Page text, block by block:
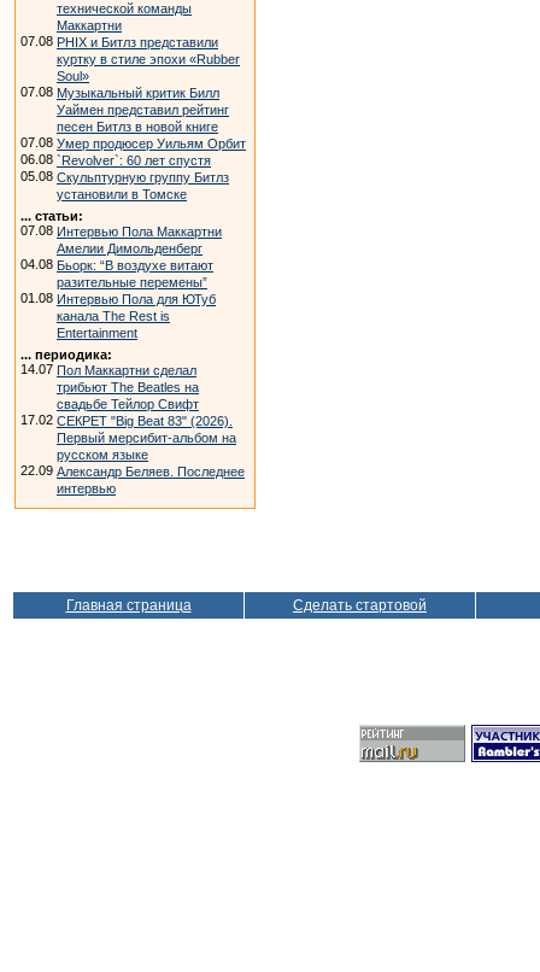
технической команды
Маккартни
07.08 PHIX и Битлз представили
куртку в стиле эпохи «Rubber
Soul»
07.08 Музыкальный критик Билл
Уаймен представил рейтинг
песен Битлз в новой книге
07.08 Умер продюсер Уильям Орбит
06.08 `Revolver`: 60 лет спустя
05.08 Скульптурную группу Битлз
установили в Томске
... статьи:
07.08 Интервью Пола Маккартни
Амелии Димольденберг
04.08 Бьорк: “В воздухе витают
разительные перемены”
01.08 Интервью Пола для ЮТуб
канала The Rest is
Entertainment
... периодика:
14.07 Пол Маккартни сделал
трибьют The Beatles на
свадьбе Тейлор Свифт
17.02 СЕКРЕТ "Big Beat 83" (2026).
Первый мерсибит-альбом на
русском языке
22.09 Александр Беляев. Последнее
интервью
Главная страница Сделать стартовой